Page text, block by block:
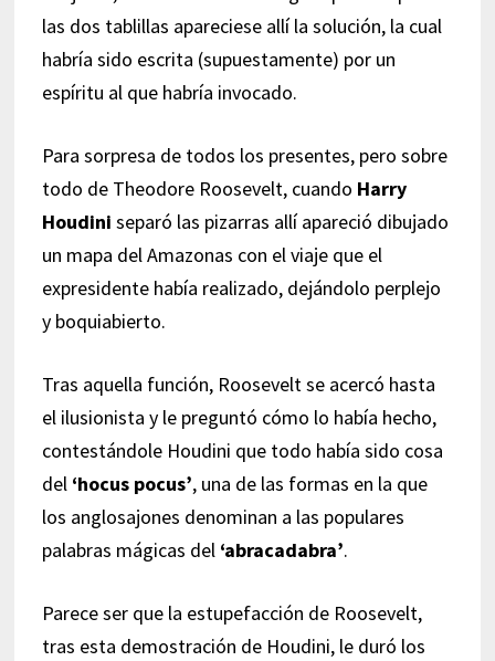
las dos tablillas apareciese allí la solución, la cual
habría sido escrita (supuestamente) por un
espíritu al que habría invocado.
Para sorpresa de todos los presentes, pero sobre
todo de Theodore Roosevelt, cuando Harry
Houdini separó las pizarras allí apareció dibujado
un mapa del Amazonas con el viaje que el
expresidente había realizado, dejándolo perplejo
y boquiabierto.
Tras aquella función, Roosevelt se acercó hasta
el ilusionista y le preguntó cómo lo había hecho,
contestándole Houdini que todo había sido cosa
del ‘hocus pocus’, una de las formas en la que
los anglosajones denominan a las populares
palabras mágicas del ‘abracadabra’.
Parece ser que la estupefacción de Roosevelt,
tras esta demostración de Houdini, le duró los